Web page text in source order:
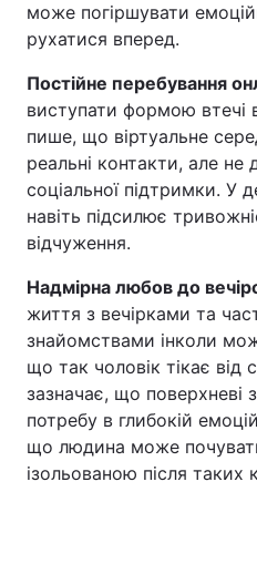
може погіршувати
рухатися вперед.
Постійне перебування
виступати формою втечі
пише, що віртуальне
реальні контакти, але не
соціальної підтримки. У
навіть підсилює
відчуження.
Надмірна любов до
життя з вечірками та
знайомствами інколи
що так чоловік тікає від
зазначає, що поверхневі
потребу в глибокій
що людина може
ізольованою після таких